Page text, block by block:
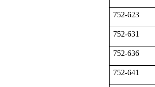
752-623
752-631
752-636
752-641